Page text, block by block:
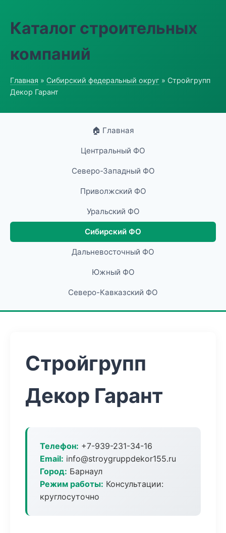
Каталог строительных
компаний
Главная » Сибирский федеральный округ » Стройгрупп
Декор Гарант
🏠 Главная
Центральный ФО
Северо-Западный ФО
Приволжский ФО
Уральский ФО
Сибирский ФО
Дальневосточный ФО
Южный ФО
Северо-Кавказский ФО
Стройгрупп
Декор Гарант
Телефон: +7-939-231-34-16
Email: info@stroygruppdekor155.ru
Город: Барнаул
Режим работы: Консультации:
круглосуточно